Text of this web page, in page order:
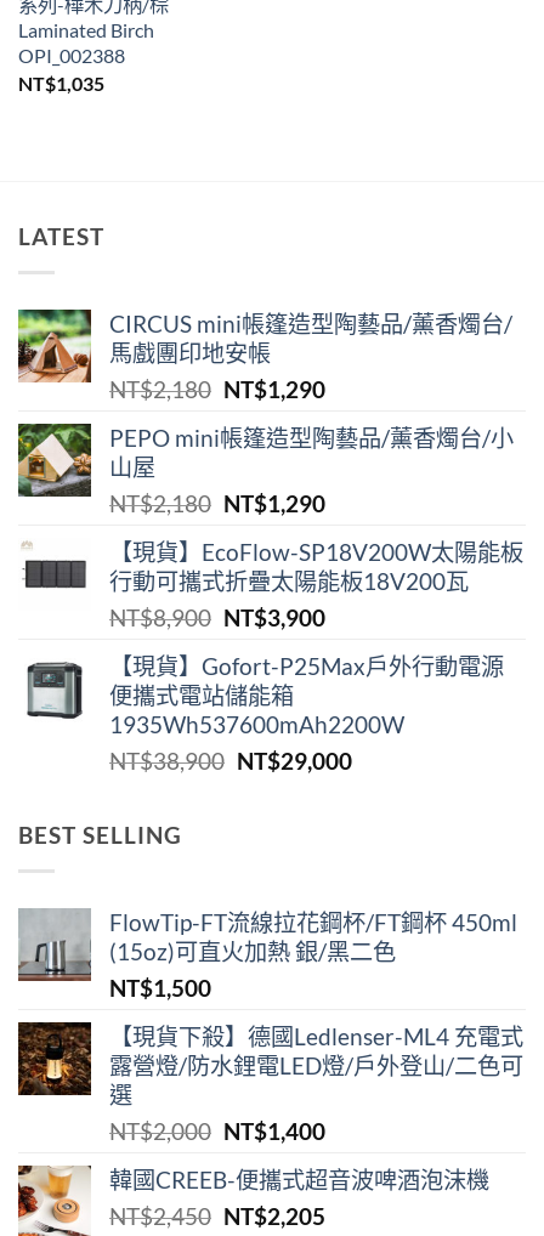
Laminated Birch
OPI_002388
NT$1,035
LATEST
CIRCUS mini帳篷造型陶藝品/薰香燭台/
馬戲團印地安帳
NT$2,180 原
價
NT$2,180。
NT$1,290目
價
NT$1,290。
PEPO mini帳篷造型陶藝品/薰香燭台/小
山屋
NT$2,180 原
價
格：
NT$2,180。
NT$1,290目
價
格：
NT$1,290。
【現貨】EcoFlow-SP18V200W太陽能板
行動可攜式折疊太陽能板18V200瓦
NT$8,900 原
價
格：
NT$8,900。
NT$3,900目
價
NT$3,900。
【現貨】Gofort-P25Max戶外行動電源
便攜式電站儲能箱
1935Wh537600mAh2200W
NT$38,900 原
NT$29,000目
BEST SELLING
FlowTip-FT流線拉花鋼杯/FT鋼杯 450ml
(15oz)可直火加熱 銀/黑二色
NT$1,500
【現貨下殺】德國Ledlenser-ML4 充電式
露營燈/防水鋰電LED燈/戶外登山/二色可
選
NT$2,000 原
價
格：
NT$1,400目
價
格：
韓國CREEB-便攜式超⾳波啤酒泡沫機
NT$2,450 原
NT$2,205目